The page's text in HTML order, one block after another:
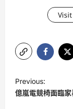
o
s
Previous:
億嵐電競椅面臨